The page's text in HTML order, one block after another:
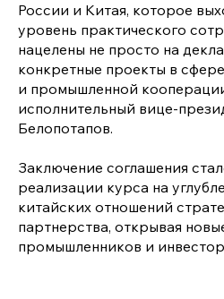
России и Китая, которое
уровень практического
нацелены не просто на
конкретные проекты в
и промышленной
исполнительный вице-
Белопотапов.
Заключение соглашения
реализации курса на
китайских отношений
партнерства, открывая
промышленников и